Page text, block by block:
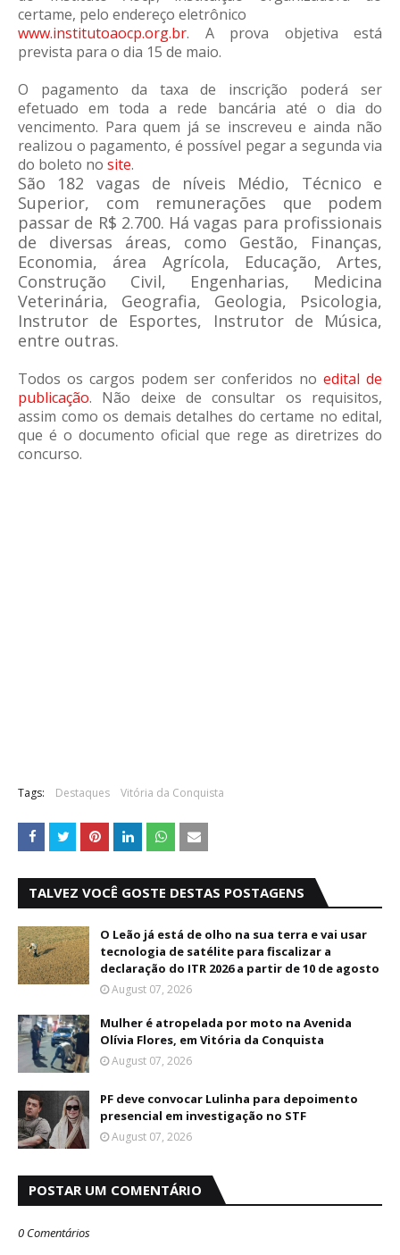
certame, pelo endereço eletrônico
www.institutoaocp.org.br. A prova objetiva está
prevista para o dia 15 de maio.
O pagamento da taxa de inscrição poderá ser
efetuado em toda a rede bancária até o dia do
vencimento. Para quem já se inscreveu e ainda não
realizou o pagamento, é possível pegar a segunda via
do boleto no site.
São 182 vagas de níveis Médio, Técnico e
Superior, com remunerações que podem
passar de R$ 2.700. Há vagas para profissionais
de diversas áreas, como Gestão, Finanças,
Economia, área Agrícola, Educação, Artes,
Construção Civil, Engenharias, Medicina
Veterinária, Geografia, Geologia, Psicologia,
Instrutor de Esportes, Instrutor de Música,
entre outras.
Todos os cargos podem ser conferidos no edital de
publicação. Não deixe de consultar os requisitos,
assim como os demais detalhes do certame no edital,
que é o documento oficial que rege as diretrizes do
concurso.
Tags: Destaques Vitória da Conquista
TALVEZ VOCÊ GOSTE DESTAS POSTAGENS
O Leão já está de olho na sua terra e vai usar
tecnologia de satélite para fiscalizar a
declaração do ITR 2026 a partir de 10 de agosto
August 07, 2026
Mulher é atropelada por moto na Avenida
Olívia Flores, em Vitória da Conquista
August 07, 2026
PF deve convocar Lulinha para depoimento
presencial em investigação no STF
August 07, 2026
POSTAR UM COMENTÁRIO
0 Comentários